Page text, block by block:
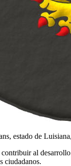
estado de
contribuir al
ciudadanos.